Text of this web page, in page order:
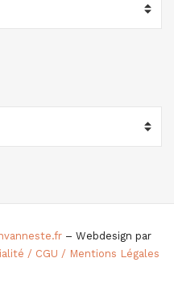
– Webdesign par
/ CGU / Mentions Légales